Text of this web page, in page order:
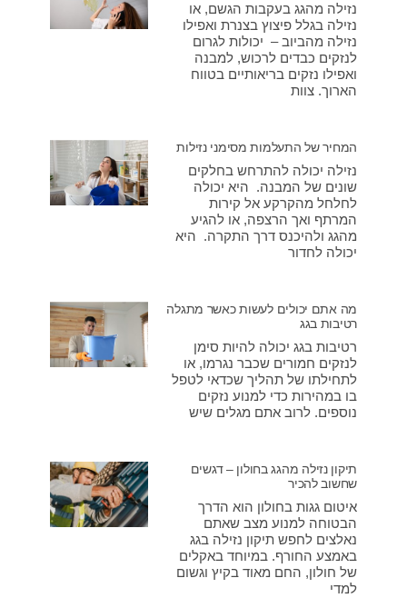
נזילה מהגג בעקבות הגשם, או
נזילה בגלל פיצוץ בצנרת ואפילו
נזילה מהביוב – יכולות לגרום
לנזקים כבדים לרכוש, למבנה
ואפילו נזקים בריאותיים בטווח
הארוך. צוות
המחיר של התעלמות מסימני נזילות
נזילה יכולה להתרחש בחלקים
שונים של המבנה. היא יכולה
לחלחל מהקרקע אל קירות
המרתף ואך הרצפה, או להגיע
מהגג ולהיכנס דרך התקרה. היא
יכולה לחדור
מה אתם יכולים לעשות כאשר מתגלה
רטיבות בגג
רטיבות בגג יכולה להיות סימן
לנזקים חמורים שכבר נגרמו, או
לתחילתו של תהליך שכדאי לטפל
בו במהירות כדי למנוע נזקים
נוספים. לרוב אתם מגלים שיש
תיקון נזילה מהגג בחולון – דגשים
שחשוב להכיר
איטום גגות בחולון הוא הדרך
הבטוחה למנוע מצב שאתם
נאלצים לחפש תיקון נזילה בגג
באמצע החורף. במיוחד באקלים
של חולון, החם מאוד בקיץ וגשום
למדי